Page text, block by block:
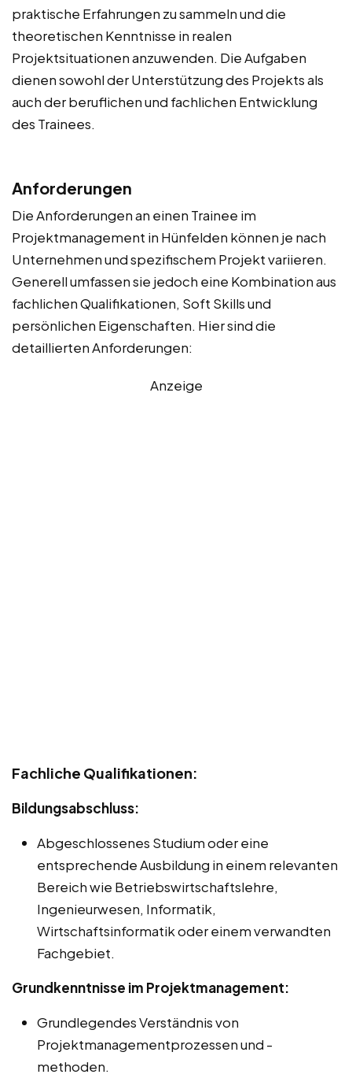
praktische Erfahrungen zu sammeln und die
theoretischen Kenntnisse in realen
Projektsituationen anzuwenden. Die Aufgaben
dienen sowohl der Unterstützung des Projekts als
auch der beruflichen und fachlichen Entwicklung
des Trainees.
Anforderungen
Die Anforderungen an einen Trainee im
Projektmanagement in Hünfelden können je nach
Unternehmen und spezifischem Projekt variieren.
Generell umfassen sie jedoch eine Kombination aus
fachlichen Qualifikationen, Soft Skills und
persönlichen Eigenschaften. Hier sind die
detaillierten Anforderungen:
Anzeige
Fachliche Qualifikationen:
Bildungsabschluss:
Abgeschlossenes Studium oder eine
entsprechende Ausbildung in einem relevanten
Bereich wie Betriebswirtschaftslehre,
Ingenieurwesen, Informatik,
Wirtschaftsinformatik oder einem verwandten
Fachgebiet.
Grundkenntnisse im Projektmanagement:
Grundlegendes Verständnis von
Projektmanagementprozessen und -
methoden.